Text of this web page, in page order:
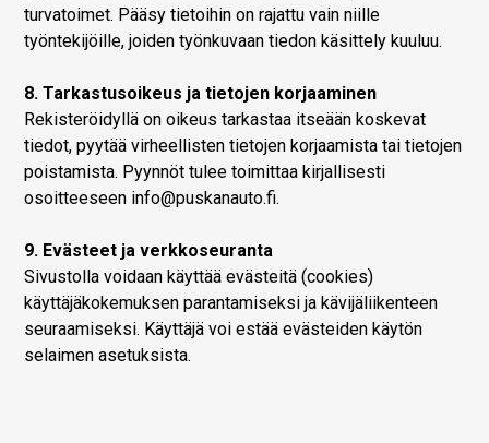
turvatoimet. Pääsy tietoihin on rajattu vain niille
työntekijöille, joiden työnkuvaan tiedon käsittely kuuluu.
8. Tarkastusoikeus ja tietojen korjaaminen
Rekisteröidyllä on oikeus tarkastaa itseään koskevat
tiedot, pyytää virheellisten tietojen korjaamista tai tietojen
poistamista. Pyynnöt tulee toimittaa kirjallisesti
osoitteeseen info@puskanauto.fi.
9. Evästeet ja verkkoseuranta
Sivustolla voidaan käyttää evästeitä (cookies)
käyttäjäkokemuksen parantamiseksi ja kävijäliikenteen
seuraamiseksi. Käyttäjä voi estää evästeiden käytön
selaimen asetuksista.